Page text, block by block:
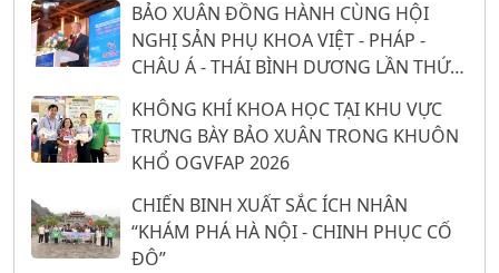
BẢO XUÂN ĐỒNG HÀNH CÙNG HỘI
NGHỊ SẢN PHỤ KHOA VIỆT - PHÁP -
CHÂU Á - THÁI BÌNH DƯƠNG LẦN THỨ
26: 16 NĂM KHẲNG ĐỊNH VỊ THẾ TỪ
NỀN TẢNG KHOA HỌC
KHÔNG KHÍ KHOA HỌC TẠI KHU VỰC
TRƯNG BÀY BẢO XUÂN TRONG KHUÔN
KHỔ OGVFAP 2026
CHIẾN BINH XUẤT SẮC ÍCH NHÂN
“KHÁM PHÁ HÀ NỘI - CHINH PHỤC CỐ
ĐÔ”